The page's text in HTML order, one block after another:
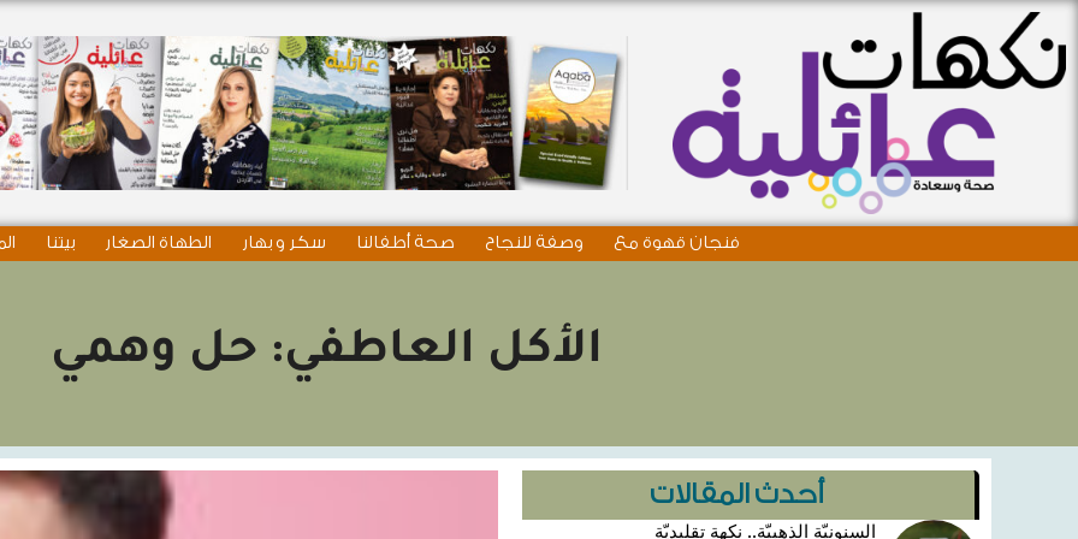
فنجان قهوة مع وصفة للنجاح صحة أطفالنا سكر و بهار الطهاة الصغار بيتنا
الأكل العاطفي: حل وهمي
أحدث المقالات
السنونيّة الذهبيّة.. نكهة تقليديّة